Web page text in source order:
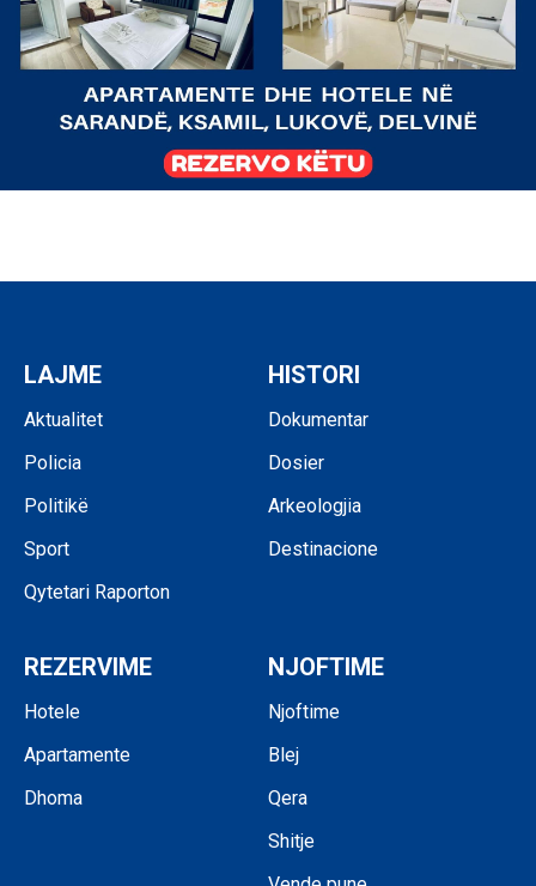
LAJME
Aktualitet
Policia
Politikë
Sport
Qytetari Raporton
HISTORI
Dokumentar
Dosier
Arkeologjia
Destinacione
REZERVIME
Hotele
Apartamente
Dhoma
NJOFTIME
Njoftime
Blej
Qera
Shitje